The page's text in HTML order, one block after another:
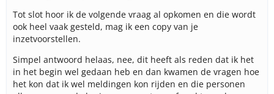
Tot slot hoor ik de volgende vraag al opkomen en die wordt
ook heel vaak gesteld, mag ik een copy van je
inzetvoorstellen.
Simpel antwoord helaas, nee, dit heeft als reden dat ik het
in het begin wel gedaan heb en dan kwamen de vragen hoe
het kon dat ik wel meldingen kon rijden en die personen